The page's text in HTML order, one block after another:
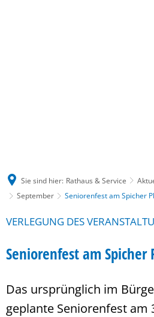
Sie sind hier: Rathaus & Service
September
Seniorenfest am Spicher
VERLEGUNG DES
Seniorenfest am Spicher
Das ursprünglich im
geplante Seniorenfest am